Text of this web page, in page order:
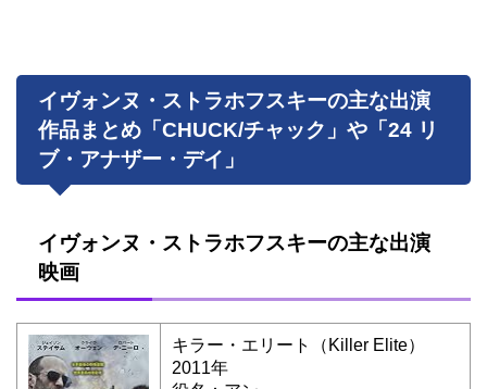
イヴォンヌ・ストラホフスキーの主な出演
作品まとめ「CHUCK/チャック」や「24 リ
ブ・アナザー・デイ」
イヴォンヌ・ストラホフスキーの主な出演
映画
キラー・エリート（Killer Elite）
2011年